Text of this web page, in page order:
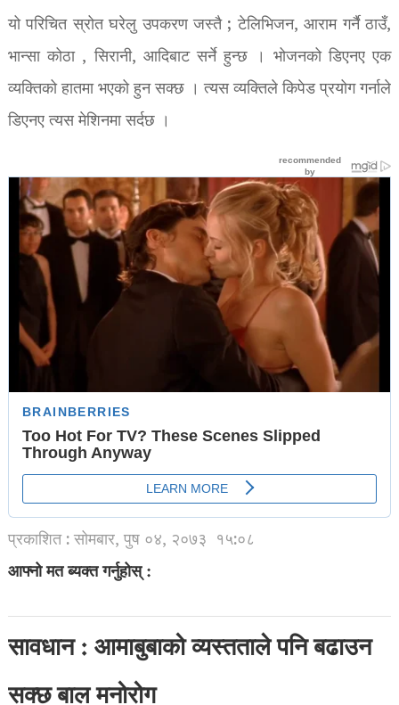
यो परिचित स्रोत घरेलु उपकरण जस्तै ; टेलिभिजन, आराम गर्नै ठाउँ,
भान्सा कोठा , सिरानी, आदिबाट सर्ने हुन्छ । भोजनको डिएनए एक
व्यक्तिको हातमा भएको हुन सक्छ । त्यस व्यक्तिले किपेड प्रयोग गर्नाले
डिएनए त्यस मेशिनमा सर्दछ ।
प्रकाशित : सोमबार, पुष ०४, २०७३ १५:०८
आफ्नो मत ब्यक्त गर्नुहोस् :
सावधान : आमाबुबाको व्यस्तताले पनि बढाउन